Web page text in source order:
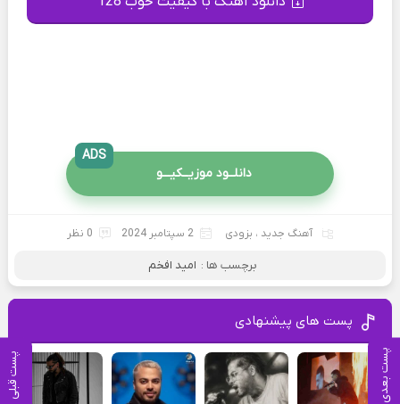
پست بعدی پست قبلی
دانلــود موزیــکیـــو
ADS
آهنگ جدید ، بزودی 2 سپتامبر 2024 0 نظر
برچسب ها : امید افخم
پست های پیشنهادی